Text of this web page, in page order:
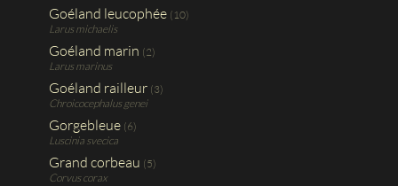
Goéland leucophée (10)
Larus michaelis
Goéland marin (2)
Larus marinus
Goéland railleur (3)
Chroicocephalus genei
Gorgebleue (6)
Luscinia svecica
Grand corbeau (5)
Corvus corax